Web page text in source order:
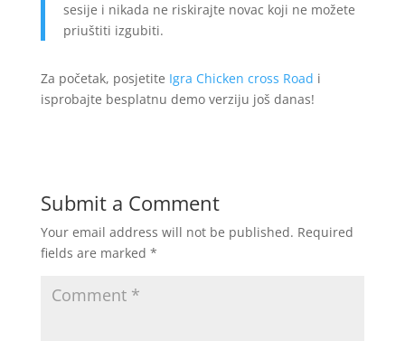
sesije i nikada ne riskirajte novac koji ne možete
priuštiti izgubiti.
Za početak, posjetite Igra Chicken cross Road i
isprobajte besplatnu demo verziju još danas!
Submit a Comment
Your email address will not be published. Required
fields are marked *